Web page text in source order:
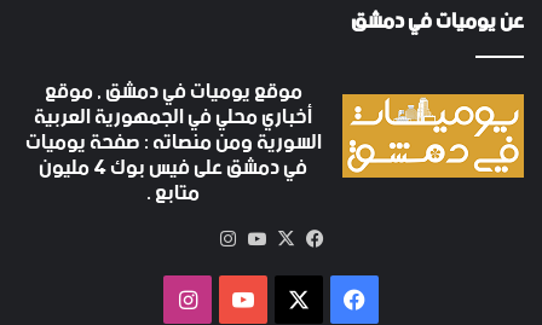
عن يوميات في دمشق
موقع يوميات في دمشق , موقع
أخباري محلي في الجمهورية العربية
السورية ومن منصاته : صفحة يوميات
في دمشق على فيس بوك 4 مليون متابع .
فيسبوك
‫X
‫YouTube
فيسبوك ‫YouTubeانستقرام